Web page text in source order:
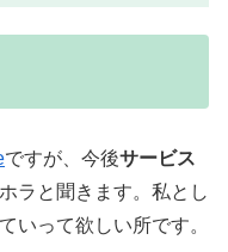
ですが、今後サービス
ラと聞きます。私とし
いって欲しい所です。